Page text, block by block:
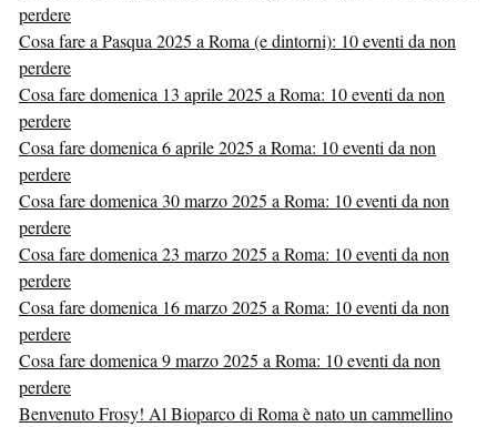
perdere
Cosa fare a Pasqua 2025 a Roma (e dintorni): 10 eventi da non
perdere
Cosa fare domenica 13 aprile 2025 a Roma: 10 eventi da non
perdere
Cosa fare domenica 6 aprile 2025 a Roma: 10 eventi da non
perdere
Cosa fare domenica 30 marzo 2025 a Roma: 10 eventi da non
perdere
Cosa fare domenica 23 marzo 2025 a Roma: 10 eventi da non
perdere
Cosa fare domenica 16 marzo 2025 a Roma: 10 eventi da non
perdere
Cosa fare domenica 9 marzo 2025 a Roma: 10 eventi da non
perdere
Benvenuto Frosy! Al Bioparco di Roma è nato un cammellino